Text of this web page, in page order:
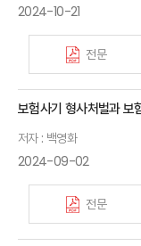
2024-10-21
전문
보험사기 형사처벌과 보
저자 : 백영화
2024-09-02
전문